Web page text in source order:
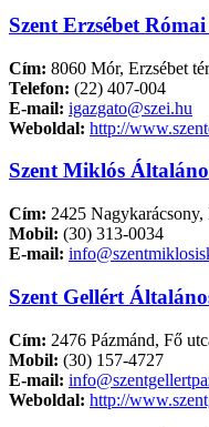
Szent Erzsébet
Cím: 8060 Mór, Erzsébet
Telefon: (22) 407-004
E-mail: igazgato@szei.hu
Weboldal: http://
Szent Miklós
Cím: 2425
Mobil: (30) 313-0034
E-mail:
Szent Gellért
Cím: 2476 Pázmánd, Fő
Mobil: (30) 157-4727
E-mail:
Weboldal: http://